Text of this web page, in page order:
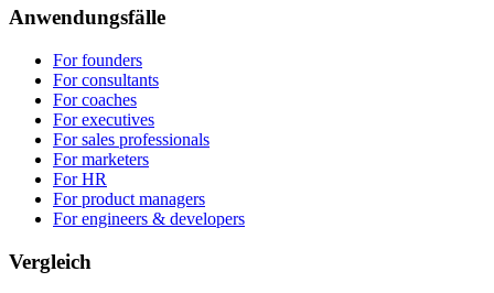
Anwendungsfälle
For founders
For consultants
For coaches
For executives
For sales professionals
For marketers
For HR
For product managers
For engineers & developers
Vergleich